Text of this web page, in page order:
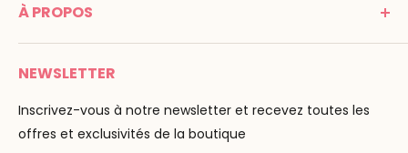
Tél : 05 53 61 21 26
Email :info@montessori-spirit.com
Mentions légales
Paiement
Livraison
F.A.Q
À PROPOS
Montessori Spirit
Maria Montessori
La pédagogie
Nos marques
NEWSLETTER
Inscrivez-vous à notre newsletter et recevez toutes les
offres et exclusivités de la boutique